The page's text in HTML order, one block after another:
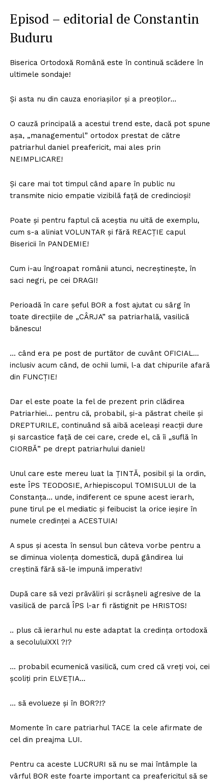
Episod – editorial de Constantin
Buduru
Biserica Ortodoxă Română este în continuă scădere în
ultimele sondaje!
Și asta nu din cauza enoriașilor și a preoților…
O cauză principală a acestui trend este, dacă pot spune
așa, „managementul” ortodox prestat de către
patriarhul daniel preafericit, mai ales prin
NEIMPLICARE!
Și care mai tot timpul când apare în public nu
transmite nicio empatie vizibilă față de credincioși!
Poate și pentru faptul că aceștia nu uită de exemplu,
cum s-a aliniat VOLUNTAR și fără REACȚIE capul
Bisericii în PANDEMIE!
Cum i-au îngroapat românii atunci, necreștinește, în
saci negri, pe cei DRAGI!
Perioadă în care șeful BOR a fost ajutat cu sârg în
toate direcțiile de „CÂRJA” sa patriarhală, vasilică
bănescu!
… când era pe post de purtător de cuvânt OFICIAL…
inclusiv acum când, de ochii lumii, l-a dat chipurile afară
din FUNCȚIE!
Dar el este poate la fel de prezent prin clădirea
Patriarhiei… pentru că, probabil, și-a păstrat cheile și
DREPTURILE, continuând să aibă aceleași reacții dure
și sarcastice față de cei care, crede el, că îi „suflă în
CIORBĂ” pe drept patriarhului daniel!
Unul care este mereu luat la ȚINTĂ, posibil și la ordin,
este ÎPS TEODOSIE, Arhiepiscopul TOMISULUI de la
Constanța… unde, indiferent ce spune acest ierarh,
pune tirul pe el mediatic și feibucist la orice ieșire în
numele credinței a ACESTUIA!
A spus și acesta în sensul bun câteva vorbe pentru a
se diminua violența domestică, după gândirea lui
creștină fără să-le impună imperativ!
După care să vezi prăvăliri și scrâșneli agresive de la
vasilică de parcă ÎPS l-ar fi răstignit pe HRISTOS!
.. plus că ierarhul nu este adaptat la credința ortodoxă
a secoluluiXXl ?!?
… probabil ecumenică vasilică, cum cred că vreți voi, cei
școliți prin ELVEȚIA…
… să evolueze și în BOR?!?
Momente în care patriarhul TACE la cele afirmate de
cel din preajma LUI.
Pentru ca aceste LUCRURI să nu se mai întâmple la
vârful BOR este foarte important ca preafericitul să se